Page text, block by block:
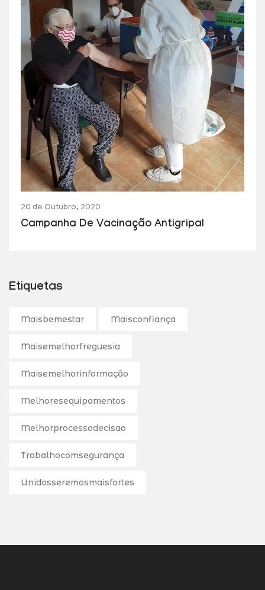
20 de Outubro, 2020
Campanha De Vacinação Antigripal
Etiquetas
Maisbemestar Maisconfiança
Maisemelhorfreguesia
Maisemelhorinformação
Melhoresequipamentos
Melhorprocessodecisao
Trabalhocomsegurança
Unidosseremosmaisfortes